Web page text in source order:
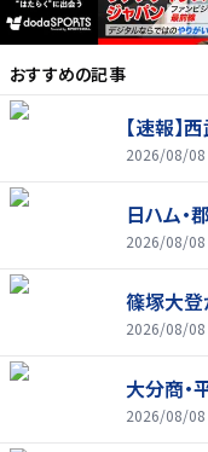
おすすめの記事
【速報】
2026/08/08
日ハム・
2026/08/08
篠塚大
2026/08/08
大分商・
2026/08/08